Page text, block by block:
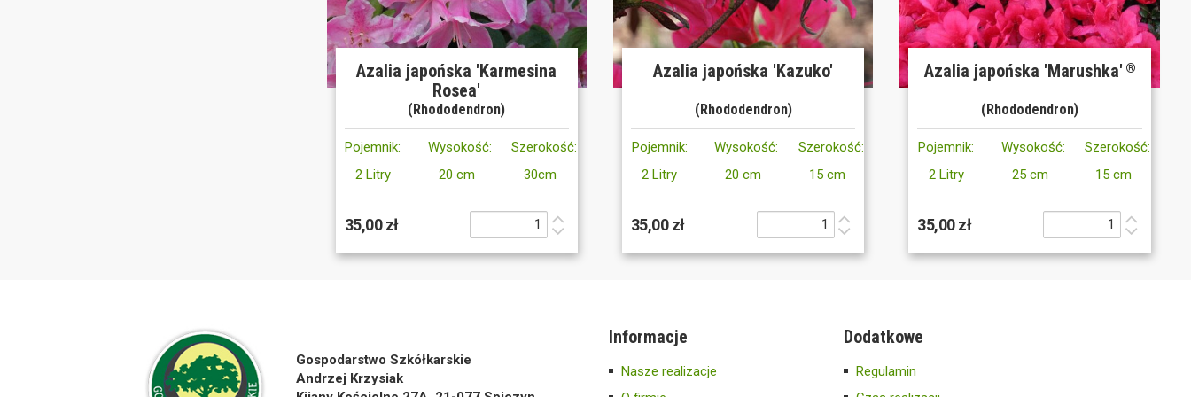
Azalia japońska 'Karmesina
Rosea'
(Rhododendron)
Pojemnik:
2 Litry
Wysokość:
20 cm
Szerokość:
30cm
35,00 zł
Azalia japońska 'Kazuko'
(Rhododendron)
Pojemnik:
2 Litry
Wysokość:
20 cm
Szerokość:
15 cm
35,00 zł
Azalia japońska 'Marushka' ®
(Rhododendron)
Pojemnik:
2 Litry
Wysokość:
25 cm
Szerokość:
15 cm
35,00 zł
Gospodarstwo Szkółkarskie
Andrzej Krzysiak
Informacje
Nasze realizacje
Dodatkowe
Regulamin